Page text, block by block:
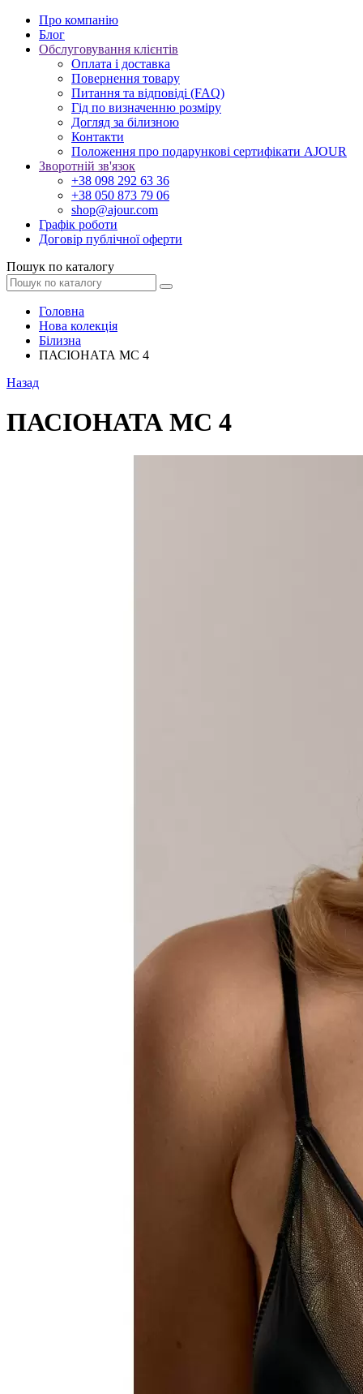
Про компанію
Блог
Обслуговування клієнтів
Оплата і доставка
Повернення товару
Питання та відповіді (FAQ)
Гід по визначенню розміру
Догляд за білизною
Контакти
Положення про подарункові сертифікати AJOUR
Зворотній зв'язок
+38 098 292 63 36
+38 050 873 79 06
shop@ajour.com
Графік роботи
Договір публічної оферти
Пошук по каталогу
Головна
Нова колекція
Білизна
ПАСІОНАТА МС 4
Назад
ПАСІОНАТА МС 4